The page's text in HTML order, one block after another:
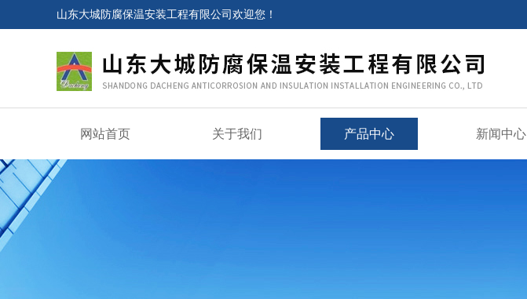
山东大城防腐保温安装工程有限公司欢迎您！
网站首页 关于我们 产品中心 新闻中心